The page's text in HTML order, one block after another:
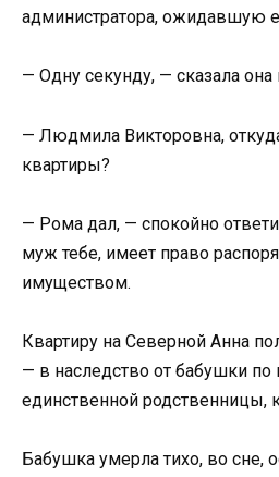
администратора, ожидавшую
— Одну секунду, — сказала она
— Людмила Викторовна,
квартиры?
— Рома дал, — спокойно
муж тебе, имеет право
имуществом.
Квартиру на Северной Анна
— в наследство от бабушки по
единственной родственницы,
Бабушка умерла тихо, во сне,